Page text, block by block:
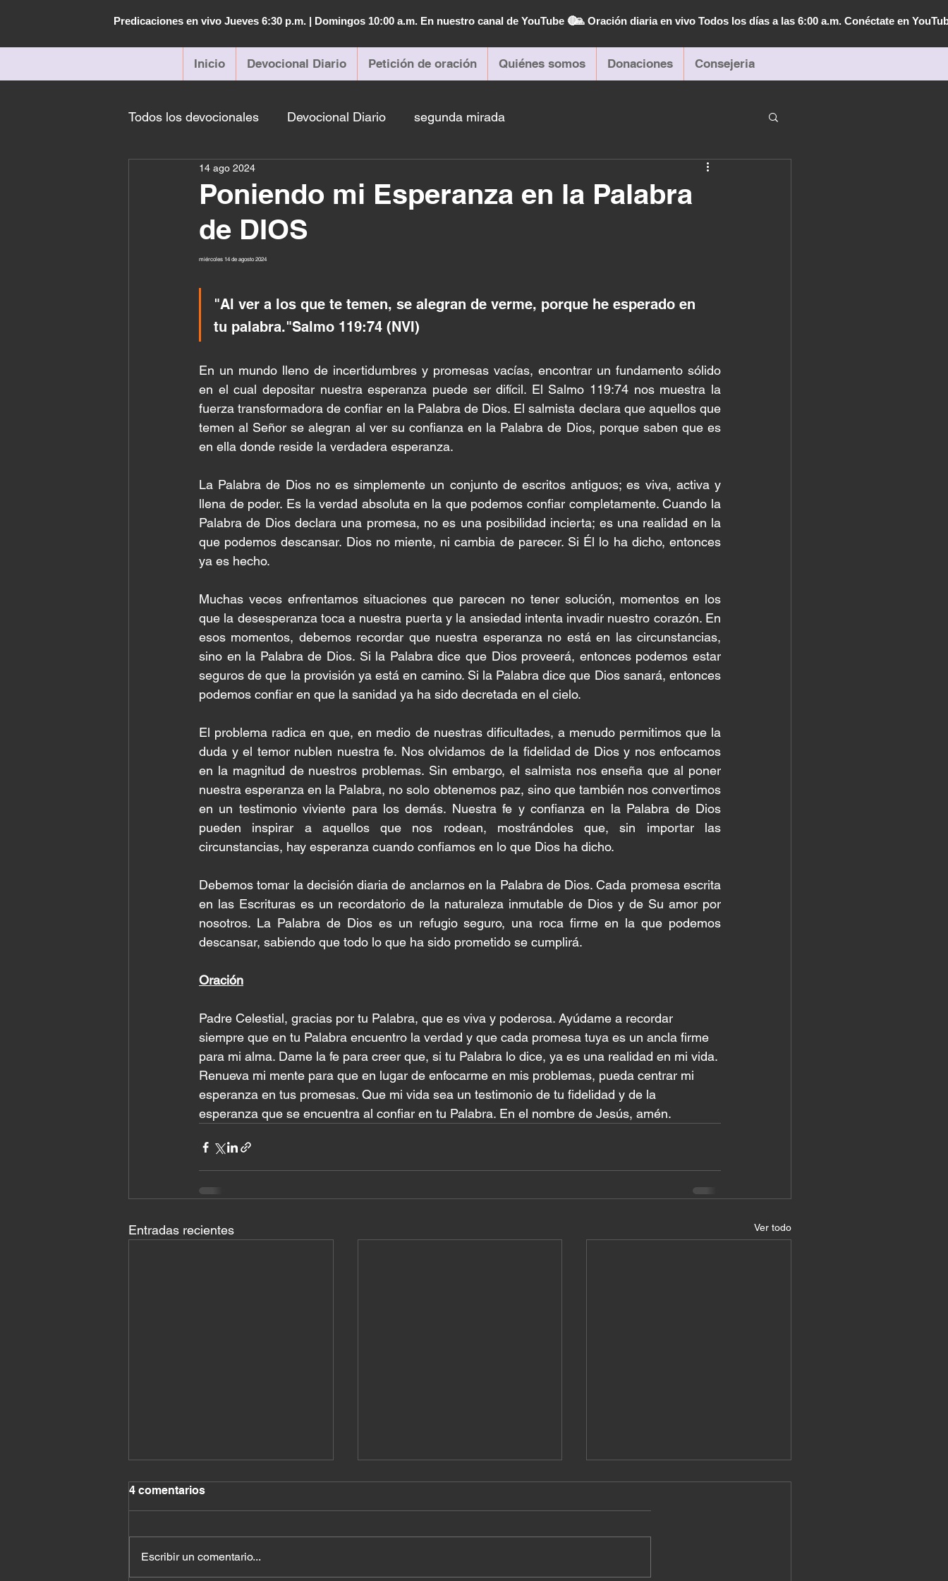
Predicaciones en vivo Jueves 6:30 p.m. | Domingos 10:00 a.m. En nuestro canal de YouTube 🔴🙏 Oración diaria en vivo Todos los días a las 6:00 a.m. Conéctate en
Inicio Devocional Diario Petición de oración Quiénes somos Donaciones Consejeria
Todos los devocionales Devocional Diario segunda mirada
Poniendo mi Esperanza en la Palabra
de DIOS
14 ago 2024
miércoles 14 de agosto 2024
"Al ver a los que te temen, se alegran de verme, porque he esperado en
tu palabra."Salmo 119:74 (NVI)
En un mundo lleno de incertidumbres y promesas vacías, encontrar un fundamento sólido
en el cual depositar nuestra esperanza puede ser difícil. El Salmo 119:74 nos muestra la
fuerza transformadora de confiar en la Palabra de Dios. El salmista declara que aquellos que
temen al Señor se alegran al ver su confianza en la Palabra de Dios, porque saben que es
en ella donde reside la verdadera esperanza.
La Palabra de Dios no es simplemente un conjunto de escritos antiguos; es viva, activa y
llena de poder. Es la verdad absoluta en la que podemos confiar completamente. Cuando la
Palabra de Dios declara una promesa, no es una posibilidad incierta; es una realidad en la
que podemos descansar. Dios no miente, ni cambia de parecer. Si Él lo ha dicho, entonces
ya es hecho.
Muchas veces enfrentamos situaciones que parecen no tener solución, momentos en los
que la desesperanza toca a nuestra puerta y la ansiedad intenta invadir nuestro corazón. En
esos momentos, debemos recordar que nuestra esperanza no está en las circunstancias,
sino en la Palabra de Dios. Si la Palabra dice que Dios proveerá, entonces podemos estar
seguros de que la provisión ya está en camino. Si la Palabra dice que Dios sanará, entonces
podemos confiar en que la sanidad ya ha sido decretada en el cielo.
El problema radica en que, en medio de nuestras dificultades, a menudo permitimos que la
duda y el temor nublen nuestra fe. Nos olvidamos de la fidelidad de Dios y nos enfocamos
en la magnitud de nuestros problemas. Sin embargo, el salmista nos enseña que al poner
nuestra esperanza en la Palabra, no solo obtenemos paz, sino que también nos convertimos
en un testimonio viviente para los demás. Nuestra fe y confianza en la Palabra de Dios
pueden inspirar a aquellos que nos rodean, mostrándoles que, sin importar las
circunstancias, hay esperanza cuando confiamos en lo que Dios ha dicho.
Debemos tomar la decisión diaria de anclarnos en la Palabra de Dios. Cada promesa escrita
en las Escrituras es un recordatorio de la naturaleza inmutable de Dios y de Su amor por
nosotros. La Palabra de Dios es un refugio seguro, una roca firme en la que podemos
descansar, sabiendo que todo lo que ha sido prometido se cumplirá.
Oración
Padre Celestial, gracias por tu Palabra, que es viva y poderosa. Ayúdame a recordar
siempre que en tu Palabra encuentro la verdad y que cada promesa tuya es un ancla firme
para mi alma. Dame la fe para creer que, si tu Palabra lo dice, ya es una realidad en mi vida.
Renueva mi mente para que en lugar de enfocarme en mis problemas, pueda centrar mi
esperanza en tus promesas. Que mi vida sea un testimonio de tu fidelidad y de la
esperanza que se encuentra al confiar en tu Palabra. En el nombre de Jesús, amén.
Entradas recientes Ver todo
4 comentarios
Escribir un comentario...